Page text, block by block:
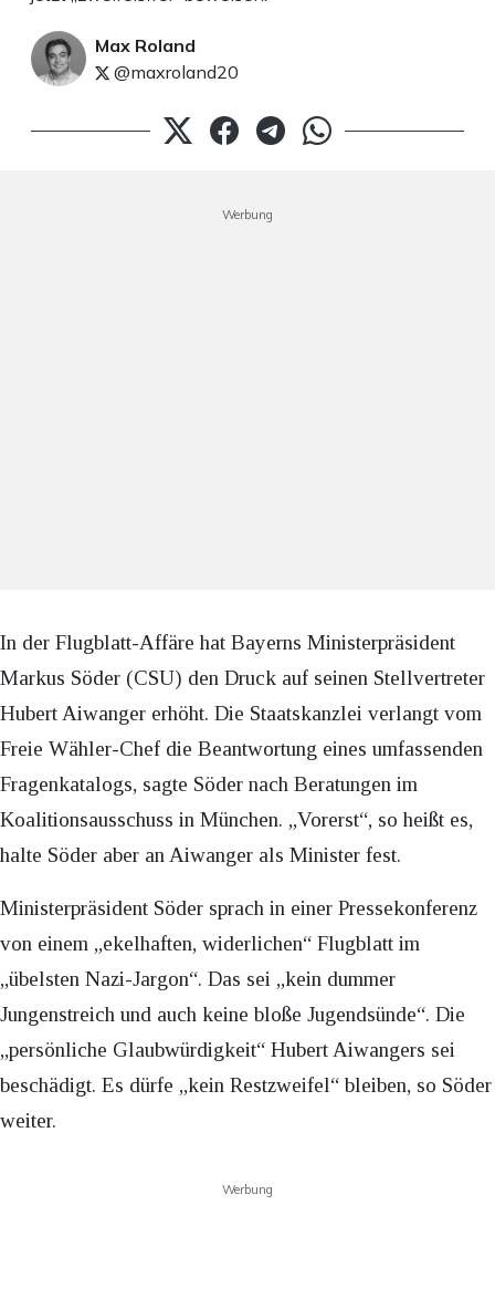
Max Roland
@maxroland20
Werbung
In der Flugblatt-Affäre hat Bayerns Ministerpräsident
Markus Söder (CSU) den Druck auf seinen Stellvertreter
Hubert Aiwanger erhöht. Die Staatskanzlei verlangt vom
Freie Wähler-Chef die Beantwortung eines umfassenden
Fragenkatalogs, sagte Söder nach Beratungen im
Koalitionsausschuss in München. „Vorerst“, so heißt es,
halte Söder aber an Aiwanger als Minister fest.
Ministerpräsident Söder sprach in einer Pressekonferenz
von einem „ekelhaften, widerlichen“ Flugblatt im
„übelsten Nazi-Jargon“. Das sei „kein dummer
Jungenstreich und auch keine bloße Jugendsünde“. Die
„persönliche Glaubwürdigkeit“ Hubert Aiwangers sei
beschädigt. Es dürfe „kein Restzweifel“ bleiben, so Söder
weiter.
Werbung